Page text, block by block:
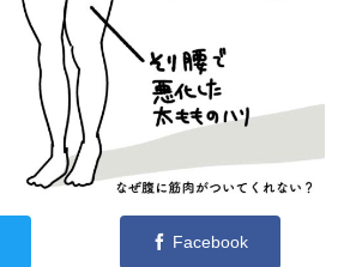
Facebook